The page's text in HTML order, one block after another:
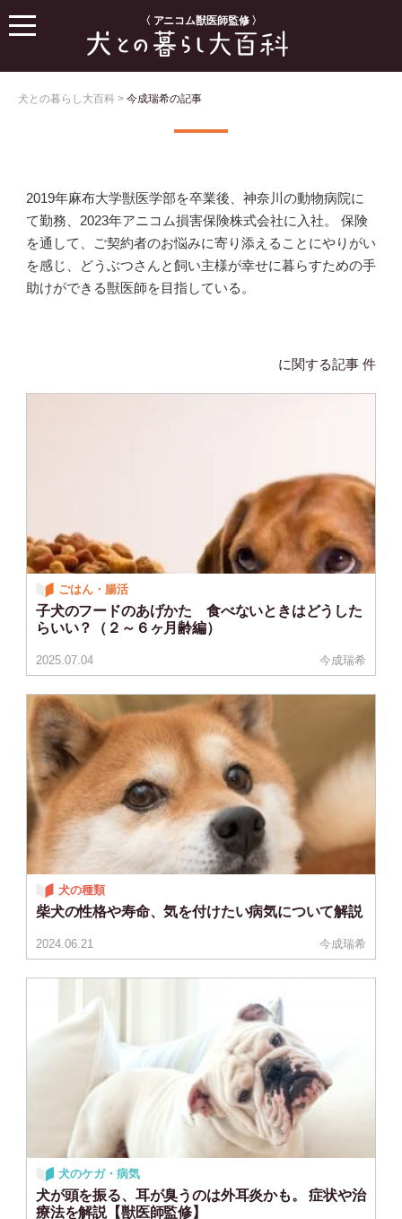
〈 アニコム獣医師監修 〉
犬との暮らし大百科 > 今成瑞希の記事
2019年麻布大学獣医学部を卒業後、神奈川の動物病院に
て勤務、2023年アニコム損害保険株式会社に入社。 保険
を通して、ご契約者のお悩みに寄り添えることにやりがい
を感じ、どうぶつさんと飼い主様が幸せに暮らすための手
助けができる獣医師を目指している。
に関する記事 件
ごはん・腸活
子犬のフードのあげかた 食べないときはどうした
らいい？（２～６ヶ月齢編）
2025.07.04 今成瑞希
犬の種類
柴犬の性格や寿命、気を付けたい病気について解説
2024.06.21 今成瑞希
犬のケガ・病気
犬が頭を振る、耳が臭うのは外耳炎かも。 症状や治
療法を解説【獣医師監修】